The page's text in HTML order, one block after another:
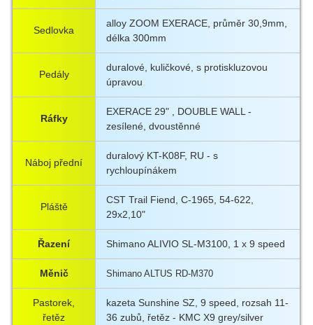
Sedlovka
alloy ZOOM EXERACE, průměr 30,9mm,
délka 300mm
Pedály
duralové, kuličkové, s protiskluzovou
úpravou
Ráfky
EXERACE 29" , DOUBLE WALL -
zesílené, dvoustěnné
Náboj přední
duralový KT-K08F, RU - s
rychloupínákem
Pláště
CST Trail Fiend, C-1965, 54-622,
29x2,10"
Řazení Shimano ALIVIO SL-M3100, 1 x 9 speed
Měnič Shimano ALTUS RD-M370
Pastorek,
řetěz
kazeta Sunshine SZ, 9 speed, rozsah 11-
36 zubů, řetěz - KMC X9 grey/silver